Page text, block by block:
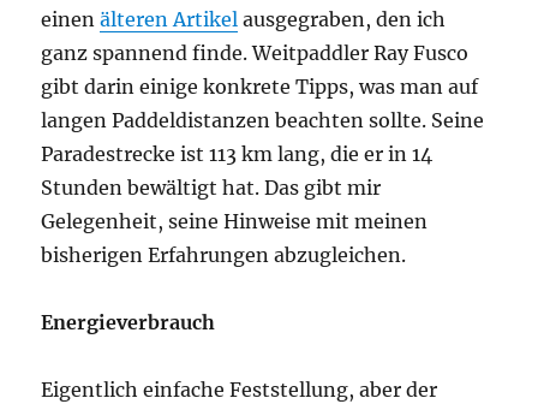
einenälteren Artikel ausgegraben, den ich
ganz spannend finde. Weitpaddler Ray Fusco
gibt darin einige konkrete Tipps, was man auf
langen Paddeldistanzen beachten sollte. Seine
Paradestrecke ist 113 km lang, die er in 14
Stunden bewältigt hat. Das gibt mir
Gelegenheit, seine Hinweise mit meinen
bisherigen Erfahrungen abzugleichen.
Energieverbrauch
Eigentlich einfache Feststellung, aber der